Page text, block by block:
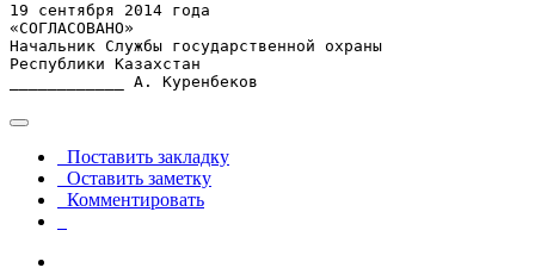
19 сентября 2014 года
«СОГЛАСОВАНО»
Начальник Службы государственной охраны
Республики Казахстан
____________ А. Куренбеков
Поставить закладку
Оставить заметку
Комментировать